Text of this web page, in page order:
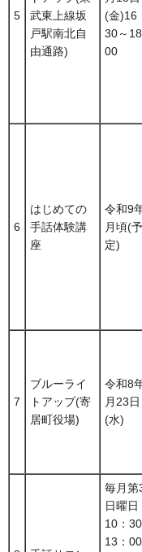
5
武東上線坂
戸駅南北自
由通路)
(金)16
30～18
00
6
はじめての
手話体験講
座
令和9
月頃(予
定)
7
ブルーライ
トアップ(寄
居町役場)
令和8
月23日
(水)
毎月第
日曜日
10：
13：00